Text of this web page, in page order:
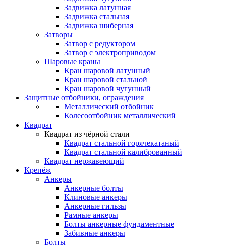
Задвижка латунная
Задвижка стальная
Задвижка шиберная
Затворы
Затвор с редуктором
Затвор с электроприводом
Шаровые краны
Кран шаровой латунный
Кран шаровой стальной
Кран шаровой чугунный
Защитные отбойники, ограждения
Металлический отбойник
Колесоотбойник металлический
Квадрат
Квадрат из чёрной стали
Квадрат стальной горячекатаный
Квадрат стальной калиброванный
Квадрат нержавеющий
Крепёж
Анкеры
Анкерные болты
Клиновые анкеры
Анкерные гильзы
Рамные анкеры
Болты анкерные фундаментные
Забивные анкеры
Болты